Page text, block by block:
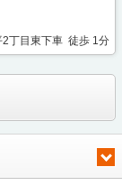
丁目東下車 徒歩 1分